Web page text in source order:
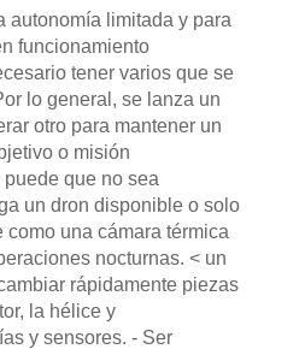
autonomía limitada y para
funcionamiento
tener varios que se
lo general, se lanza un
otro para mantener un
o misión
que no sea
un dron disponible o solo
una cámara térmica
nocturnas. < un
rápidamente piezas
la hélice y
y sensores. - Ser